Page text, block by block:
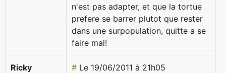
n'est pas adapter, et que la tortue
prefere se barrer plutot que rester
dans une surpopulation, quitte a se
faire mal!
Ricky # Le 19/06/2011 à 21h05